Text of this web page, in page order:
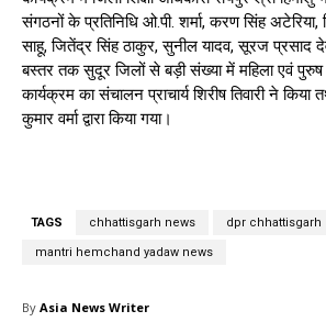
संगठनों के प्रतिनिधि ओ.पी. शर्मा, करण सिंह अटेरिया,
साहू, जितेंद्र सिंह ठाकुर, सुनील यादव, सूरज प्रसाद
बस्तर तक सुदूर जिलों से बड़ी संख्या में महिला एवं पुरुष
कार्यक्रम का संचालन प्राचार्य शिरीष तिवारी ने किया
कुमार वर्मा द्वारा किया गया।
TAGS chhattisgarh news dpr chhattisgarh
mantri hemchand yadaw news
By Asia News Writer